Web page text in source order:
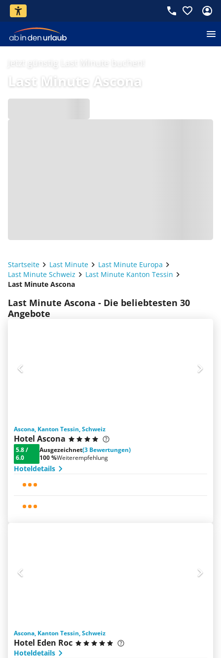
Jetzt günstig Last Minute buchen!
Last Minute Ascona
Startseite Last Minute
Last Minute Europa
Last Minute Schweiz
Last Minute Kanton Tessin
Last Minute Ascona
Last Minute Ascona - Die beliebtesten 30
Angebote
Ascona, Kanton Tessin, Schweiz
Hotel Ascona
5.8/
6.0
Ausgezeichnet(3 Bewertungen)
100 %Weiterempfehlung
Hoteldetails
Ascona, Kanton Tessin, Schweiz
Hotel Eden Roc
Hoteldetails